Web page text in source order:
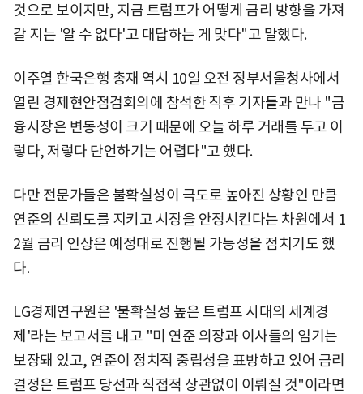
것으로 보이지만, 지금 트럼프가 어떻게 금리 방향을 가져
갈 지는 '알 수 없다'고 대답하는 게 맞다"고 말했다.
이주열 한국은행 총재 역시 10일 오전 정부서울청사에서
열린 경제현안점검회의에 참석한 직후 기자들과 만나 "금
융시장은 변동성이 크기 때문에 오늘 하루 거래를 두고 이
렇다, 저렇다 단언하기는 어렵다"고 했다.
다만 전문가들은 불확실성이 극도로 높아진 상황인 만큼
연준의 신뢰도를 지키고 시장을 안정시킨다는 차원에서 1
2월 금리 인상은 예정대로 진행될 가능성을 점치기도 했
다.
LG경제연구원은 '불확실성 높은 트럼프 시대의 세계경
제'라는 보고서를 내고 "미 연준 의장과 이사들의 임기는
보장돼 있고, 연준이 정치적 중립성을 표방하고 있어 금리
결정은 트럼프 당선과 직접적 상관없이 이뤄질 것"이라면